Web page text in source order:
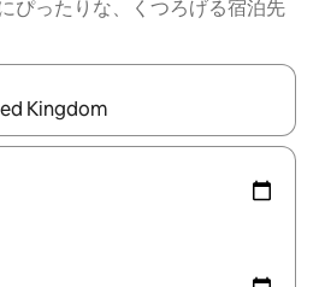
ぴったりな、くつろげる宿泊先
、上下の矢印キーを使って移動するか